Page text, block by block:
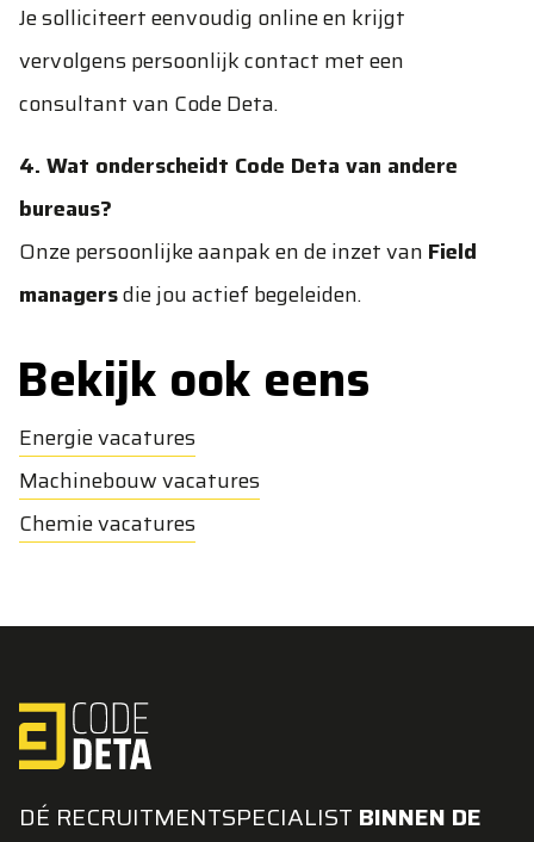
Je solliciteert eenvoudig online en krijgt
vervolgens persoonlijk contact met een
consultant van Code Deta.
4. Wat onderscheidt Code Deta van andere
bureaus?
Onze persoonlijke aanpak en de inzet van Field
managersdie jou actief begeleiden.
Bekijk ook eens
Energie vacatures
Machinebouw vacatures
Chemie vacatures
DÉ RECRUITMENTSPECIALIST BINNEN DE